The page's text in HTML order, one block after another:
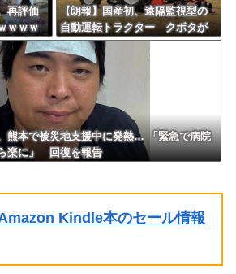
再評価
ｗｗｗ
【朗報】国産初、遠隔監視型の
自動運転トラクター クボタが
来春に発売！！！
熊本で被災地支援中に発熱… 「緊急で病院
楽に」 回復を報告
Amazon Kindle本のセール情報